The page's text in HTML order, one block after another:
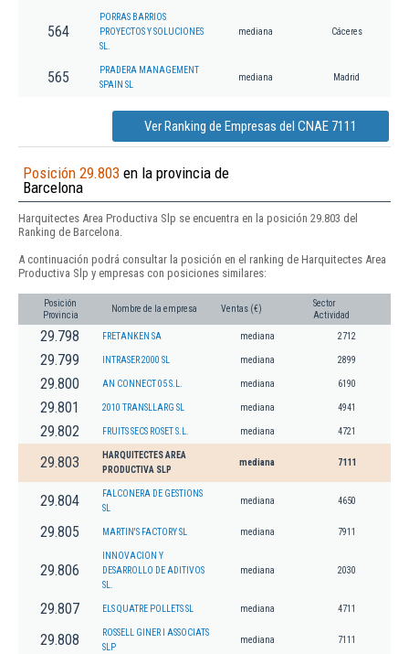
564
PORRAS BARRIOS
PROYECTOS Y SOLUCIONES
SL.
mediana Cáceres
565
PRADERA MANAGEMENT
SPAIN SL
mediana Madrid
Ver Ranking de Empresas del CNAE 7111
Posición 29.803 en la provincia de
Barcelona
Harquitectes Area Productiva Slp se encuentra en la posición 29.803 del
Ranking de Barcelona.
A continuación podrá consultar la posición en el ranking de Harquitectes Area
Productiva Slp y empresas con posiciones similares:
Posición
Provincia
Nombre de la empresa Ventas (€)
Sector
Actividad
29.798 FRETANKEN SA mediana 2712
29.799 INTRASER 2000 SL mediana 2899
29.800 AN CONNECT 05 S.L. mediana 6190
29.801 2010 TRANSLLARG SL mediana 4941
29.802 FRUITS SECS ROSET S.L. mediana 4721
29.803
HARQUITECTES AREA
PRODUCTIVA SLP
mediana 7111
29.804
FALCONERA DE GESTIONS
SL
mediana 4650
29.805 MARTIN'S FACTORY SL mediana 7911
29.806
INNOVACION Y
DESARROLLO DE ADITIVOS
SL.
mediana 2030
29.807 ELS QUATRE POLLETS SL mediana 4711
29.808
ROSSELL GINER I ASSOCIATS
SLP
mediana 7111